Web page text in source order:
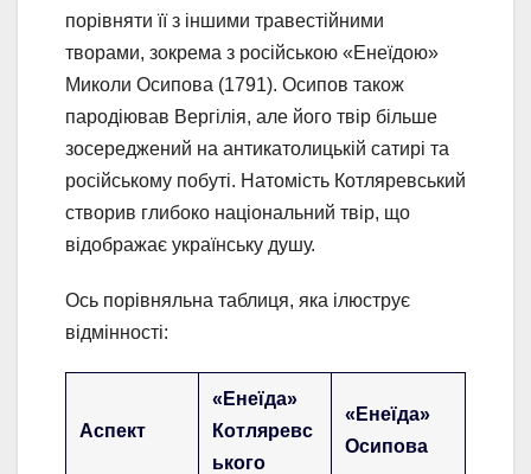
порівняти її з іншими травестійними
творами, зокрема з російською «Енеїдою»
Миколи Осипова (1791). Осипов також
пародіював Вергілія, але його твір більше
зосереджений на антикатолицькій сатирі та
російському побуті. Натомість Котляревський
створив глибоко національний твір, що
відображає українську душу.
Ось порівняльна таблиця, яка ілюструє
відмінності:
Аспект
«Енеїда»
Котляревс
ького
«Енеїда»
Осипова